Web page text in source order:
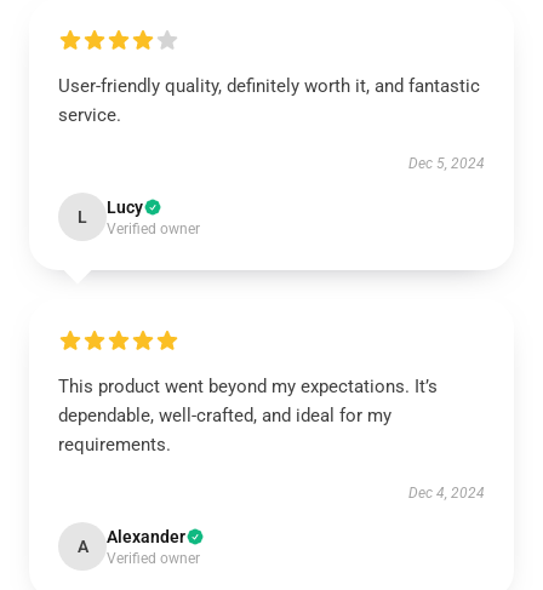
User-friendly quality, definitely worth it, and fantastic
service.
Dec 5, 2024
L Lucy
Verified owner
This product went beyond my expectations. It’s
dependable, well-crafted, and ideal for my
requirements.
Dec 4, 2024
A Alexander
Verified owner